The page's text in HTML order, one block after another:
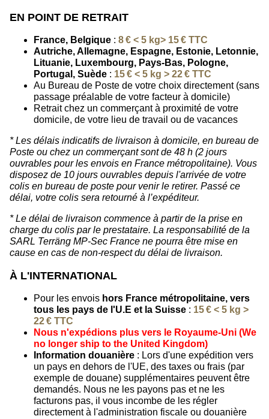
EN POINT DE RETRAIT
France, Belgique : 8 € < 5 kg> 15 € TTC
Autriche, Allemagne, Espagne, Estonie, Letonnie,
Lituanie, Luxembourg, Pays-Bas, Pologne,
Portugal, Suède : 15 € < 5 kg > 22 € TTC
Au Bureau de Poste de votre choix directement (sans
passage préalable de votre facteur à domicile)
Retrait chez un commerçant à proximité de votre
domicile, de votre lieu de travail ou de vacances
* Les délais indicatifs de livraison à domicile, en bureau de
Poste ou chez un commerçant sont de 48 h (2 jours
ouvrables pour les envois en France métropolitaine). Vous
disposez de 10 jours ouvrables depuis l'arrivée de votre
colis en bureau de poste pour venir le retirer. Passé ce
délai, votre colis sera retourné à l’expéditeur.
* Le délai de livraison commence à partir de la prise en
charge du colis par le prestataire. La responsabilité de la
SARL Terräng MP-Sec France ne pourra être mise en
cause en cas de non-respect du délai de livraison.
À L'INTERNATIONAL
Pour les envois hors France métropolitaine, vers
tous les pays de l'U.E et la Suisse : 15 € < 5 kg >
22 € TTC
Nous n'expédions plus vers le Royaume-Uni (We
no longer ship to the United Kingdom)
Information douanière : Lors d'une expédition vers
un pays en dehors de l'UE, des taxes ou frais (par
exemple de douane) supplémentaires peuvent être
demandés. Nous ne les payons pas et ne les
facturons pas, il vous incombe de les régler
directement à l'administration fiscale ou douanière